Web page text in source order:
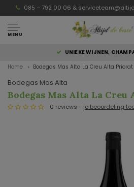
085 – 792 00 06 &
MENU
UNIEKE WIJNEN,
Home Bodegas Mas Alta La Creu Alta Priorat
Bodegas Mas Alta
Bodegas Mas Alta La Creu
0 reviews - je beoordeling